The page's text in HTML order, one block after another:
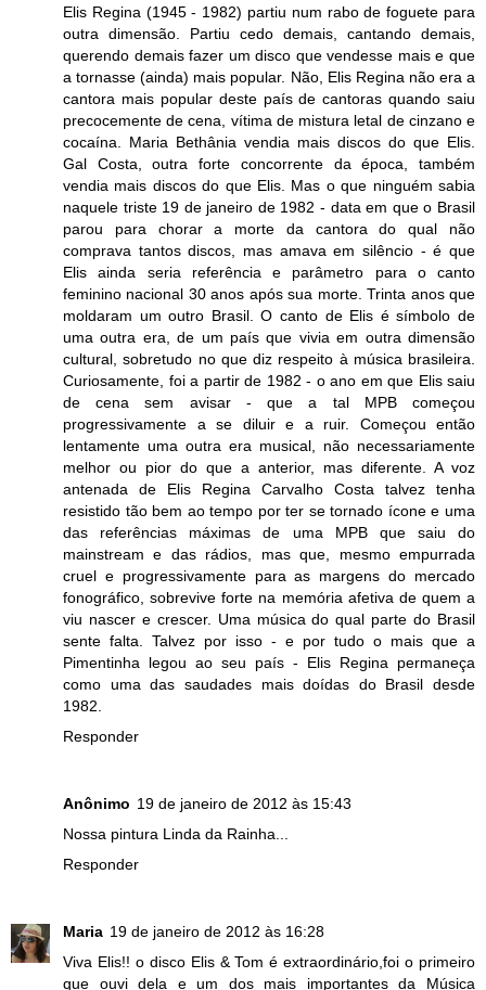
Elis Regina (1945 - 1982) partiu num rabo de foguete para
outra dimensão. Partiu cedo demais, cantando demais,
querendo demais fazer um disco que vendesse mais e que
a tornasse (ainda) mais popular. Não, Elis Regina não era a
cantora mais popular deste país de cantoras quando saiu
precocemente de cena, vítima de mistura letal de cinzano e
cocaína. Maria Bethânia vendia mais discos do que Elis.
Gal Costa, outra forte concorrente da época, também
vendia mais discos do que Elis. Mas o que ninguém sabia
naquele triste 19 de janeiro de 1982 - data em que o Brasil
parou para chorar a morte da cantora do qual não
comprava tantos discos, mas amava em silêncio - é que
Elis ainda seria referência e parâmetro para o canto
feminino nacional 30 anos após sua morte. Trinta anos que
moldaram um outro Brasil. O canto de Elis é símbolo de
uma outra era, de um país que vivia em outra dimensão
cultural, sobretudo no que diz respeito à música brasileira.
Curiosamente, foi a partir de 1982 - o ano em que Elis saiu
de cena sem avisar - que a tal MPB começou
progressivamente a se diluir e a ruir. Começou então
lentamente uma outra era musical, não necessariamente
melhor ou pior do que a anterior, mas diferente. A voz
antenada de Elis Regina Carvalho Costa talvez tenha
resistido tão bem ao tempo por ter se tornado ícone e uma
das referências máximas de uma MPB que saiu do
mainstream e das rádios, mas que, mesmo empurrada
cruel e progressivamente para as margens do mercado
fonográfico, sobrevive forte na memória afetiva de quem a
viu nascer e crescer. Uma música do qual parte do Brasil
sente falta. Talvez por isso - e por tudo o mais que a
Pimentinha legou ao seu país - Elis Regina permaneça
como uma das saudades mais doídas do Brasil desde
1982.
Responder
Anônimo 19 de janeiro de 2012 às 15:43
Nossa pintura Linda da Rainha...
Responder
Maria 19 de janeiro de 2012 às 16:28
Viva Elis!! o disco Elis & Tom é extraordinário,foi o primeiro
que ouvi dela e um dos mais importantes da Música